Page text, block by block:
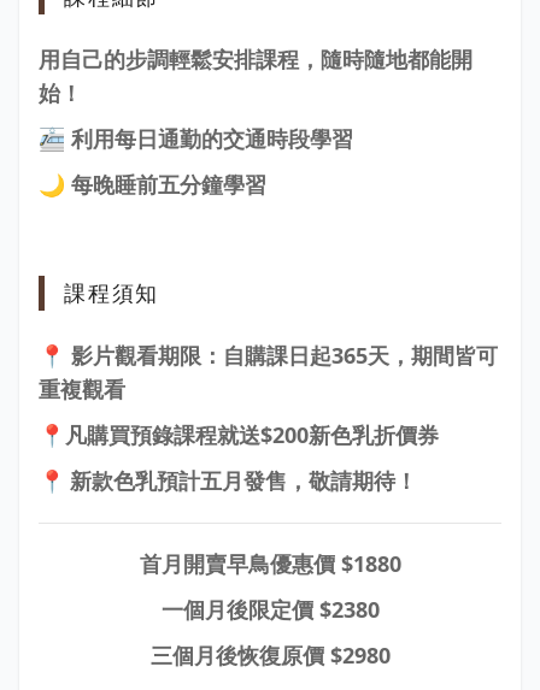
用自己的步調輕鬆安排課程， 隨時隨地都能開
始！
🚈 利用每日通勤的交通時段學習
🌙 每晚睡前五分鐘學習
課程須知
📍 影片觀看期限：自購課日起365天，期間皆可
重複觀看
📍 凡購買預錄課程就送$200新色乳折價券
📍 新款色乳預計五月發售，敬請期待！
首月開賣早鳥優惠價 $1880
一個月後限定價 $2380
三個月後恢復原價 $2980